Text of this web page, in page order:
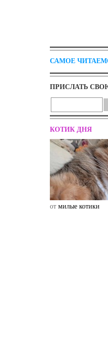
САМОЕ
ПРИСЛАТЬ
КОТИК ДНЯ
от милые котики